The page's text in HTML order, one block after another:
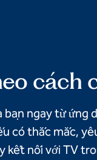
cách
ngay từ ứng
có thắc mắc,
kết nối với TV